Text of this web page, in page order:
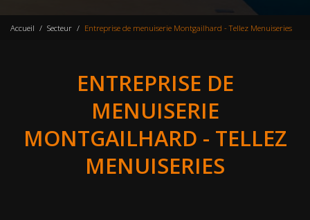
Accueil Secteur Entreprise de menuiserie Montgailhard - Tellez Menuiseries
ENTREPRISE DE
MENUISERIE
MONTGAILHARD - TELLEZ
MENUISERIES